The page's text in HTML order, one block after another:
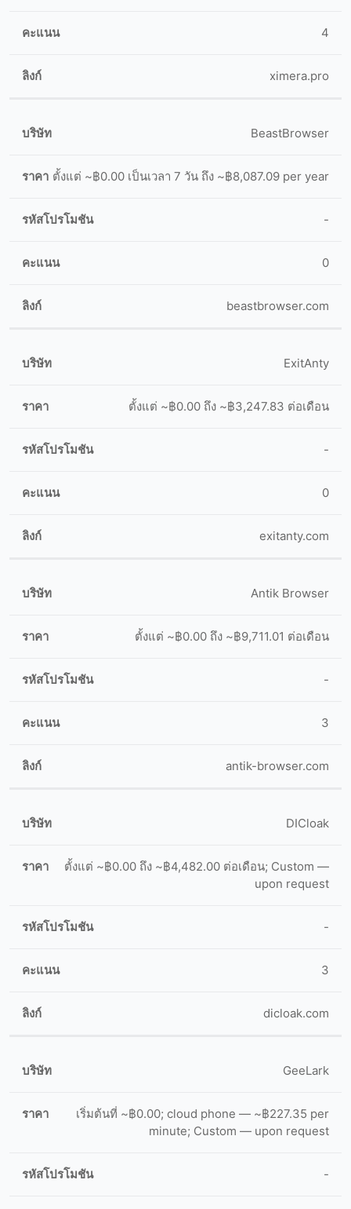
4
ximera.pro
BeastBrowser
ตั้งแต่ ~฿0.00 เป็นเวลา 7 วัน ถึง ~฿8,087.09 per year
-
0
beastbrowser.com
ExitAnty
ตั้งแต่ ~฿0.00 ถึง ~฿3,247.83 ต่อเดือน
-
0
exitanty.com
Antik Browser
ตั้งแต่ ~฿0.00 ถึง ~฿9,711.01 ต่อเดือน
-
3
antik-browser.com
DICloak
ตั้งแต่ ~฿0.00 ถึง ~฿4,482.00 ต่อเดือน; Custom —
upon request
-
3
dicloak.com
GeeLark
เริ่มต้นที่ ~฿0.00; cloud phone — ~฿227.35 per
minute; Custom — upon request
-